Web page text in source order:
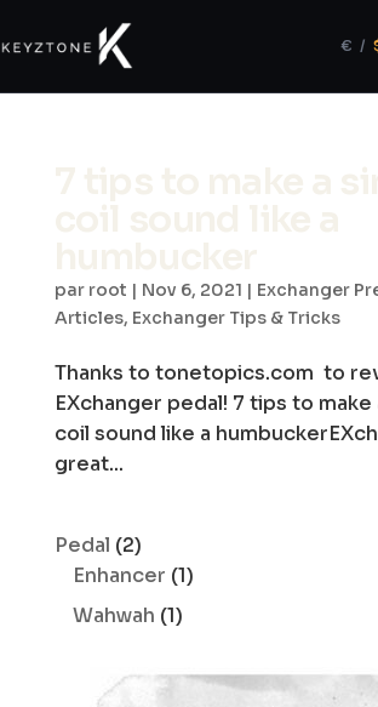
€ /
par root | Nov 6, 2021 | Exchanger
Articles, Exchanger Tips & Tricks
Thanks to tonetopics.com to
EXchanger pedal! 7 tips to make
coil sound like a
great...
Pedal 22
produits
Enhancer 11
Wahwah 11